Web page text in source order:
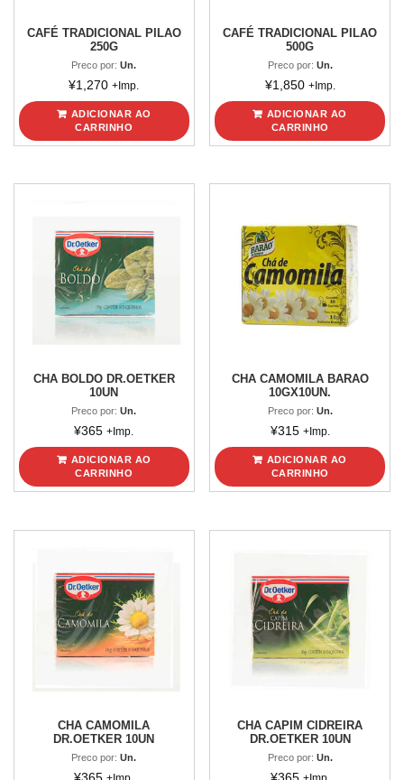
CAFÉ TRADICIONAL PILAO
250G
Preco por:Un.
¥1,270 +Imp.
ADICIONAR AO
CARRINHO
CAFÉ TRADICIONAL PILAO
500G
Preco por: Un.
¥1,850 +Imp.
ADICIONAR AO
CARRINHO
CHA BOLDO DR.OETKER
10UN
Preco por:Un.
¥365 +Imp.
ADICIONAR AO
CARRINHO
CHA CAMOMILA BARAO
10GX10UN.
Preco por: Un.
¥315 +Imp.
ADICIONAR AO
CARRINHO
CHA CAMOMILA
DR.OETKER 10UN
Preco por:Un.
¥365
CHA CAPIM CIDREIRA
DR.OETKER 10UN
Preco por: Un.
¥365